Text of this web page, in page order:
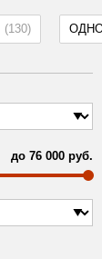
(130)
до 76 000 руб.